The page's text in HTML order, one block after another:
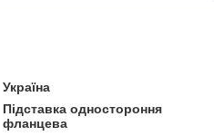
Україна
Підставка одностороння
фланцева